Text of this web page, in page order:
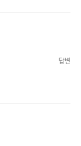
답변